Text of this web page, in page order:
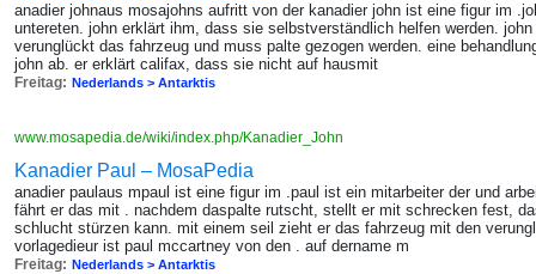
anadier johnaus mosajohns aufritt von der kanadier john ist eine figur im
untereten. john erklärt ihm, dass sie selbstverständlich helfen werden.
verunglückt das fahrzeug und muss palte gezogen werden. eine
john ab. er erklärt califax, dass sie nicht auf hausmit
Freitag: Nederlands > Antarktis
www.mosapedia.de/wiki/index.php/Kanadier_John
Kanadier Paul – MosaPedia
anadier paulaus mpaul ist eine figur im .paul ist ein mitarbeiter der und
fährt er das mit . nachdem daspalte rutscht, stellt er mit schrecken fest,
schlucht stürzen kann. mit einem seil zieht er das fahrzeug mit den
vorlagedieur ist paul mccartney von den . auf dername m
Freitag: Nederlands > Antarktis